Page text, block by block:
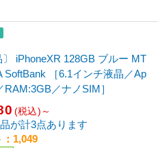
〕 iPhoneXR 128GB ブルー MT
SoftBank ［6.1インチ液晶／Ap
RAM:3GB／ナノSIM］
(税込)～
が計3点あります
1,049